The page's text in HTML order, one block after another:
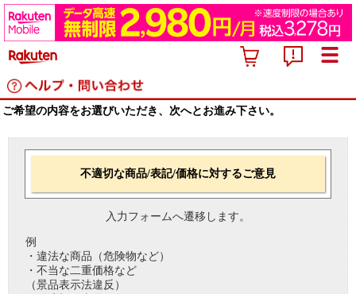
ご希望の内容をお選びいただき、次へとお進み下さい。
不適切な商品/表記/価格に対するご意見
入力フォームへ遷移します。
例
・違法な商品（危険物など）
・不当な二重価格など
（景品表示法違反）